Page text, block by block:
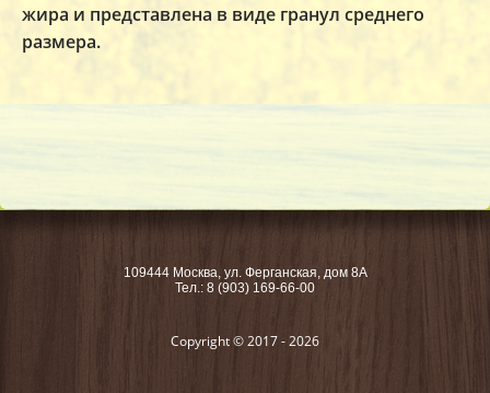
жира и представлена в виде гранул среднего
размера.
Copyright © 2017 - 2026
109444 Москва, ул. Ферганская, дом 8А
Тел.: 8 (903) 169-66-00